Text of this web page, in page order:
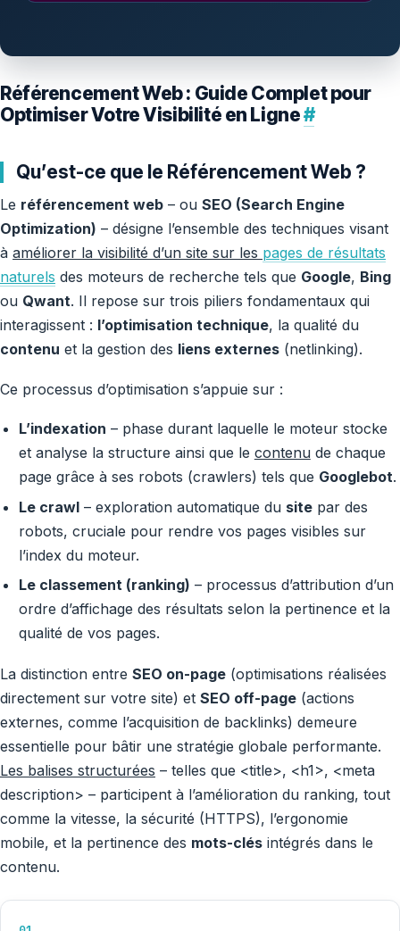
Référencement Web : Guide Complet pour
Optimiser Votre Visibilité en Ligne#
Qu’est-ce que le Référencement Web ?
Le référencement web – ou SEO (Search Engine
Optimization) – désigne l’ensemble des techniques visant
à améliorer la visibilité d’un site sur les pages de résultats
naturels des moteurs de recherche tels que Google, Bing
ou Qwant. Il repose sur trois piliers fondamentaux qui
interagissent : l’optimisation technique, la qualité du
contenu et la gestion des liens externes (netlinking).
Ce processus d’optimisation s’appuie sur :
L’indexation – phase durant laquelle le moteur stocke
et analyse la structure ainsi que le contenude chaque
page grâce à ses robots (crawlers) tels que Googlebot.
Le crawl– exploration automatique du sitepar des
robots, cruciale pour rendre vos pages visibles sur
l’index du moteur.
Le classement (ranking) – processus d’attribution d’un
ordre d’affichage des résultats selon la pertinence et la
qualité de vos pages.
La distinction entre SEO on-page (optimisations réalisées
directement sur votre site) et SEO off-page (actions
externes, comme l’acquisition de backlinks) demeure
essentielle pour bâtir une stratégie globale performante.
Les balises structurées – telles que <title>, <h1>, <meta
description> – participent à l’amélioration du ranking, tout
comme la vitesse, la sécurité (HTTPS), l’ergonomie
mobile, et la pertinence des mots-clés intégrés dans le
contenu.